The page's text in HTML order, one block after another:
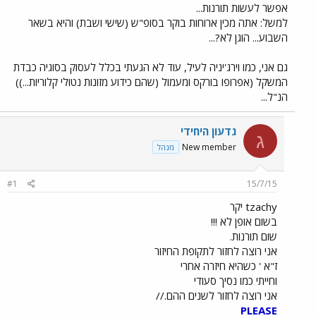
אפשר לעשות תורנות...
למשל: אתה מכין ארוחות בוקר בסופ"ש (שישי ושבת) והיא בשאר
השבוע... הוגן לא?...
גם אני, כמו וירג'יניה לעיל, עוד לא הגעתי בכלל לעסוק בסוגיה כבדת
המשקל (אפרופו בורקס ומעמול (שהם כידוע מזונות נטולי קלוריות...))
הנ"ל...
ג גדעון היחידי
New member מנהל
15/7/15
#1
tzachy יקר
בשום אופן לא !!!
שום תורנות.
אני רוצה לחזור לתקופת החיזור
ז"א ' כשהיא חיזרה אחרי
וחייתי כמו נסיך סעודי
אני רוצה לחזור לשנים ההם.//
PLEASE